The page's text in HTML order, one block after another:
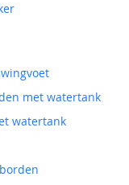
met watertank
watertank